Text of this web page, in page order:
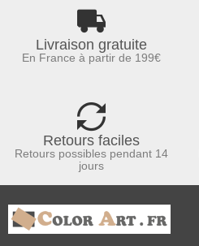
Livraison gratuite
En France à partir de 199€
Retours faciles
Retours possibles pendant 14
jours